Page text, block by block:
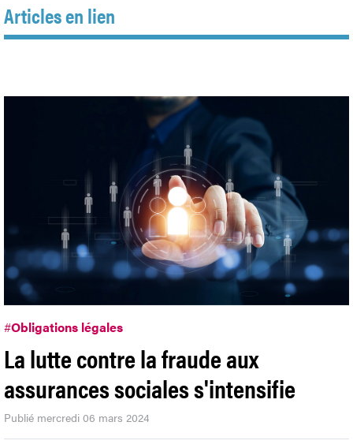
Articles en lien
#Obligations légales
La lutte contre la fraude aux
assurances sociales s'intensifie
Publié mercredi 06 mars 2024